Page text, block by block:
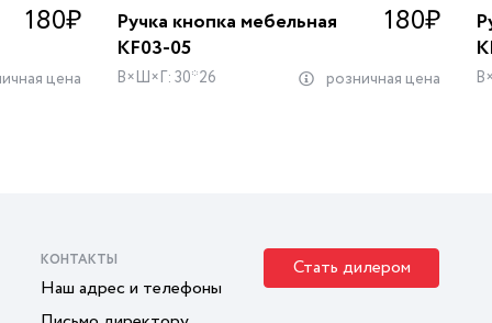
180₽
цена
Ручка кнопка мебельная
KF03-05
180₽
В×Ш×Г: 30*26 розничная цена
КОНТАКТЫ
Наш адрес и телефоны
Стать дилером